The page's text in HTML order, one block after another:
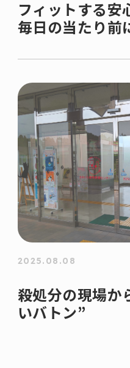
フィットする安
毎日の当たり前
2025.08.08
殺処分の現場か
いバトン”